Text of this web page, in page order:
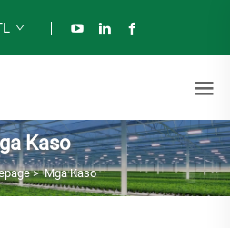
Kaso
>Mga Kaso